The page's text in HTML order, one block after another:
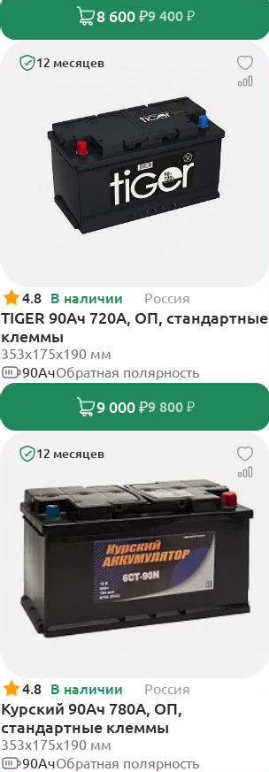
8 600 ₽9 400 ₽
12 месяцев
4.8 В наличии Россия
TIGER 90Ач 720А, ОП, стандартные
клеммы
353х175х190 мм
90АчОбратная полярность
9 000 ₽9 800 ₽
12 месяцев
4.8 В наличии Россия
Курский 90Ач 780А, ОП,
стандартные клеммы
353x175x190 мм
90АчОбратная полярность